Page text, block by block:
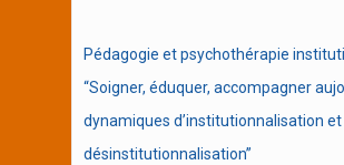
Pédagogie et psychothérapie
“Soigner, éduquer, accompagner
dynamiques d’institutionnalisation et
désinstitutionnalisation”